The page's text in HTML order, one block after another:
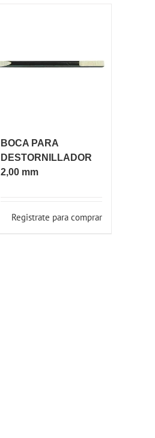
BOCA PARA
DESTORNILLADOR
2,00 mm
Registrate para comprar